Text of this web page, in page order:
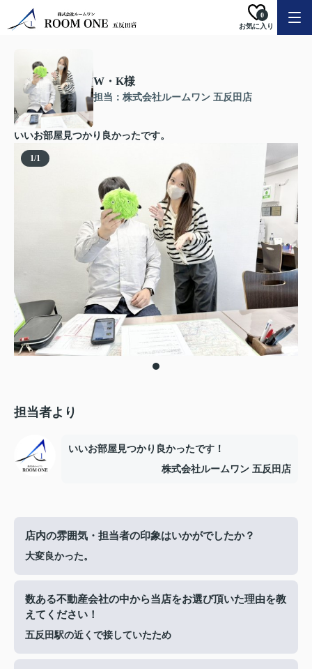
お気に入り
0
W・K様
担当：株式会社ルームワン 五反田店
いいお部屋見つかり良かったです。
1/1
担当者より
いいお部屋見つかり良かったです！
株式会社ルームワン 五反田店
店内の雰囲気・担当者の印象はいかがでしたか？
大変良かった。
数ある不動産会社の中から当店をお選び頂いた理由を教
えてください！
五反田駅の近くで接していたため